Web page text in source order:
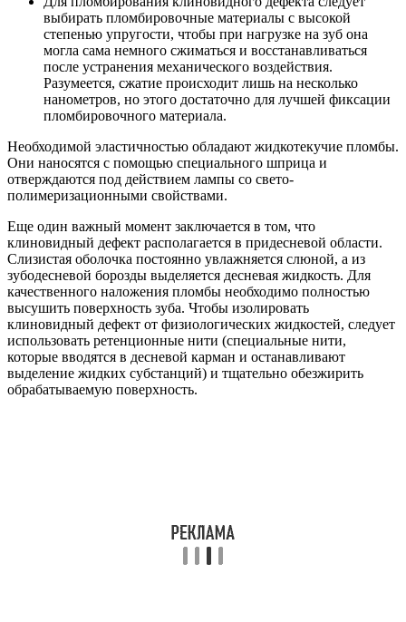
выбирать пломбировочные материалы с высокой
степенью упругости, чтобы при нагрузке на зуб она
могла сама немного сжиматься и восстанавливаться
после устранения механического воздействия.
Разумеется, сжатие происходит лишь на несколько
нанометров, но этого достаточно для лучшей фиксации
пломбировочного материала.
Необходимой эластичностью обладают жидкотекучие пломбы.
Они наносятся с помощью специального шприца и
отверждаются под действием лампы со свето-
полимеризационными свойствами.
Еще один важный момент заключается в том, что
клиновидный дефект располагается в придесневой области.
Слизистая оболочка постоянно увлажняется слюной, а из
зубодесневой борозды выделяется десневая жидкость. Для
качественного наложения пломбы необходимо полностью
высушить поверхность зуба. Чтобы изолировать
клиновидный дефект от физиологических жидкостей, следует
использовать ретенционные нити (специальные нити,
которые вводятся в десневой карман и останавливают
выделение жидких субстанций) и тщательно обезжирить
обрабатываемую поверхность.